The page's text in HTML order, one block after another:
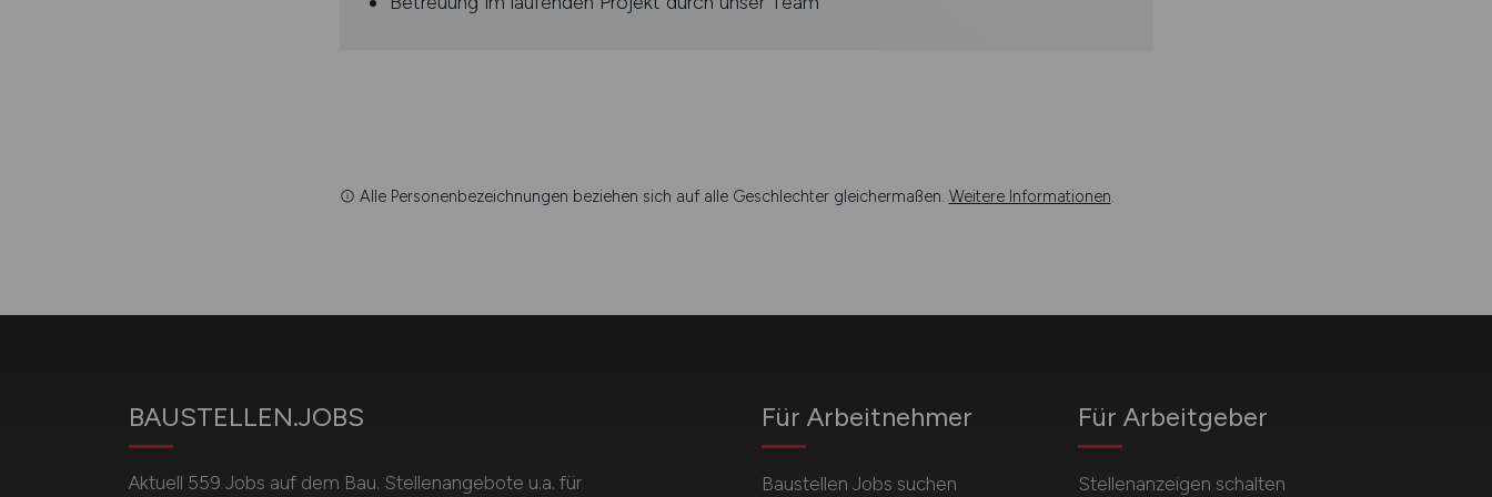
Alle Personenbezeichnungen beziehen sich auf alle Geschlechter gleichermaßen. Weitere Informationen.
BAUSTELLEN.JOBS
Aktuell 559 Jobs auf dem Bau. Stellenangebote u.a. für
Für Arbeitnehmer
Baustellen Jobs suchen
Für Arbeitgeber
Stellenanzeigen schalten